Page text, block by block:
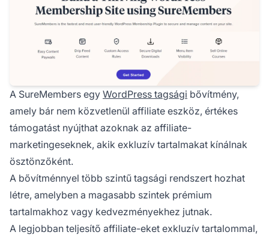
A SureMembers egy WordPress tagsági bővítmény,
amely bár nem közvetlenül affiliate eszköz, értékes
támogatást nyújthat azoknak az affiliate-
marketingeseknek, akik exkluzív tartalmakat kínálnak
ösztönzőként.
A bővítménnyel több szintű tagsági rendszert hozhat
létre, amelyben a magasabb szintek prémium
tartalmakhoz vagy kedvezményekhez jutnak.
A legjobban teljesítő affiliate-eket exkluzív tartalommal,